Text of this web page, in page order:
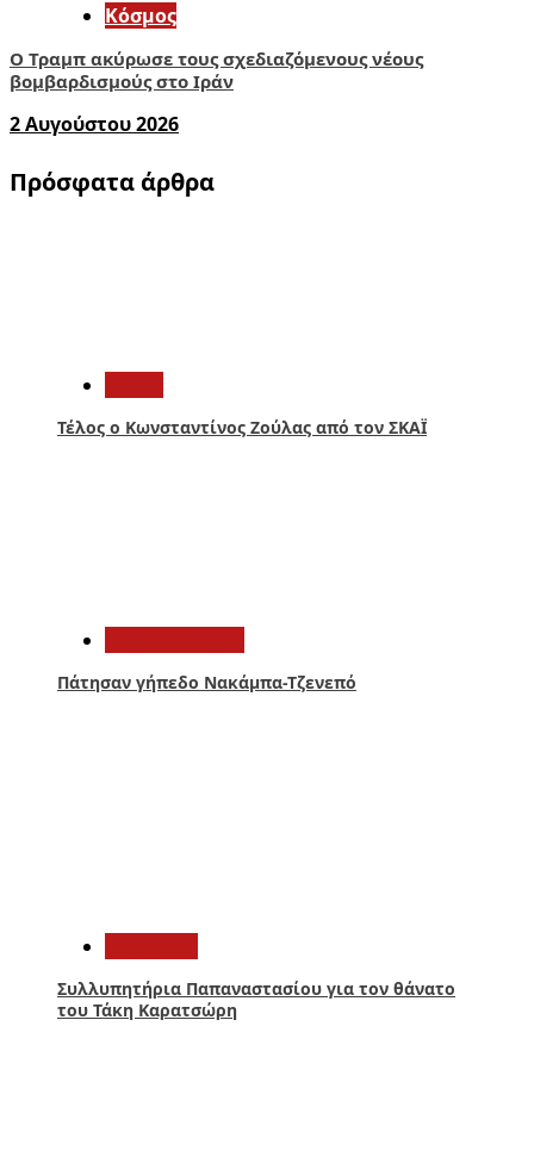
Κόσμος
Ο Τραμπ ακύρωσε τους σχεδιαζόμενους νέους
βομβαρδισμούς στο Ιράν
2 Αυγούστου 2026
Πρόσφατα άρθρα
Τέλος ο Κωνσταντίνος Ζούλας από τον ΣΚΑΪ
Πάτησαν γήπεδο Νακάμπα-Τζενεπό
Συλλυπητήρια Παπαναστασίου για τον θάνατο
του Τάκη Καρατσώρη